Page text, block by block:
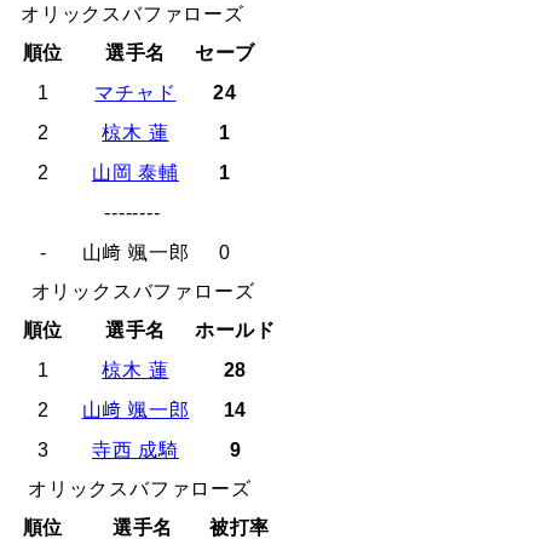
オリックスバファローズ
順位
選手名
セーブ
1
マチャド
24
2
椋木 蓮
1
2
山岡 泰輔
1
--------
-
山﨑 颯一郎
0
オリックスバファローズ
順位
選手名
ホールド
1
椋木 蓮
28
2
山﨑 颯一郎
14
3
寺西 成騎
9
オリックスバファローズ
順位
選手名
被打率